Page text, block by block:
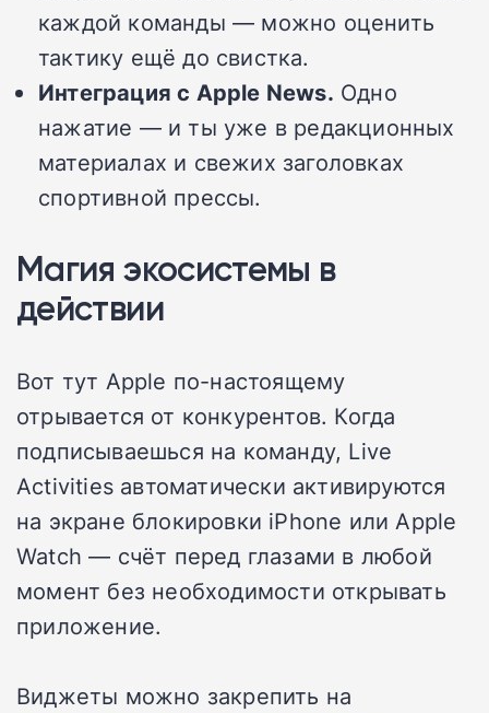
каждой команды — можно оценить
тактику ещё до свистка.
Интеграция с Apple News. Одно
нажатие — и ты уже в редакционных
материалах и свежих заголовках
спортивной прессы.
Магия экосистемы в
действии
Вот тут Apple по-настоящему
отрывается от конкурентов. Когда
подписываешься на команду, Live
Activities автоматически активируются
на экране блокировки iPhone или Apple
Watch — счёт перед глазами в любой
момент без необходимости открывать
приложение.
Виджеты можно закрепить на